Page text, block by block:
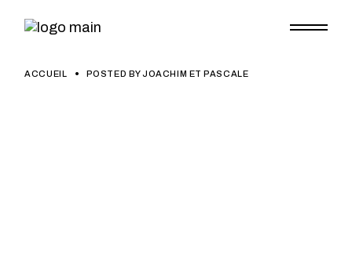
ACCUEIL POSTED BY JOACHIM ET PASCALE